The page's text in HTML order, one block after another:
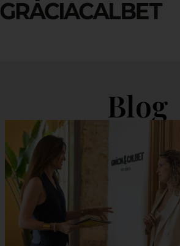
Skip to content
Blog